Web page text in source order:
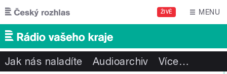
Přejít k hlavnímu obsahu
ŽIVĚ MENU
Jak nás naladíte Audioarchiv Více…